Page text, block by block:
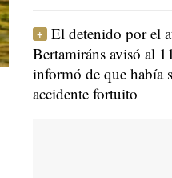
El detenido por el
Bertamiráns avisó al
informó de que había
accidente fortuito